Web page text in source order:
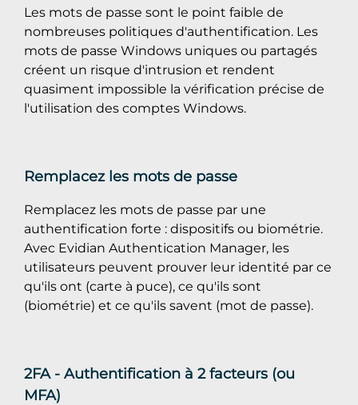
Les mots de passe sont le point faible de
nombreuses politiques d'authentification. Les
mots de passe Windows uniques ou partagés
créent un risque d'intrusion et rendent
quasiment impossible la vérification précise de
l'utilisation des comptes Windows.
Remplacez les mots de passe
Remplacez les mots de passe par une
authentification forte : dispositifs ou biométrie.
Avec Evidian Authentication Manager, les
utilisateurs peuvent prouver leur identité par ce
qu'ils ont (carte à puce), ce qu'ils sont
(biométrie) et ce qu'ils savent (mot de passe).
2FA - Authentification à 2 facteurs (ou
MFA)